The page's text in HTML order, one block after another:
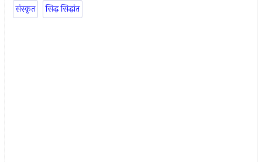
संस्कृत
सिद्ध सिद्धांत